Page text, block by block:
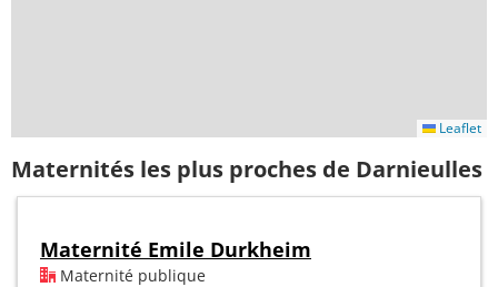
Leaflet
Maternités les plus proches de Darnieulles
Maternité Emile Durkheim
Maternité publique